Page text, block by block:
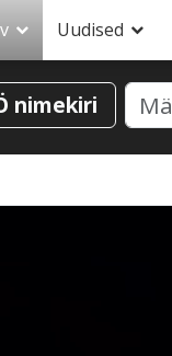
Uudised
nimekiri